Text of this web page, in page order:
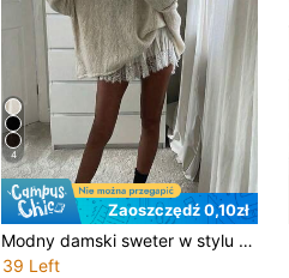
4
Zaoszczędź 0,10zł
Modny damski sweter w stylu ulicznym, luźny i swobodny, idealny na powrót do szkoły, do koreańskiego stylu, na jesień, na Y2K, na wyjścia, na koncerty, na zimę, na Święto Narodowe Arabii Saudyjskiej, elegancki, na wieś
39 Left